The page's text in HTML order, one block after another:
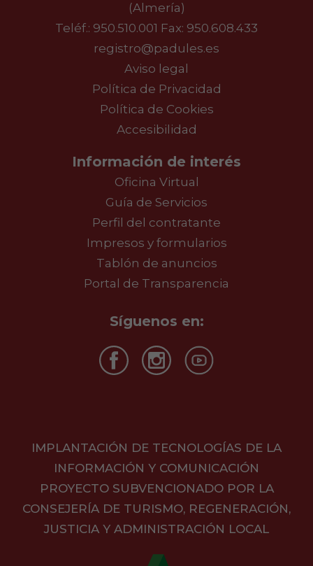
(Almería)
Teléf.: 950.510.001 Fax: 950.608.433
registro@padules.es
Aviso legal
Política de Privacidad
Política de Cookies
Accesibilidad
Información de interés
Oficina Virtual
Guía de Servicios
Perfil del contratante
Impresos y formularios
Tablón de anuncios
Portal de Transparencia
Síguenos en:
IMPLANTACIÓN DE TECNOLOGÍAS DE LA
INFORMACIÓN Y COMUNICACIÓN
PROYECTO SUBVENCIONADO POR LA
CONSEJERÍA DE TURISMO, REGENERACIÓN,
JUSTICIA Y ADMINISTRACIÓN LOCAL